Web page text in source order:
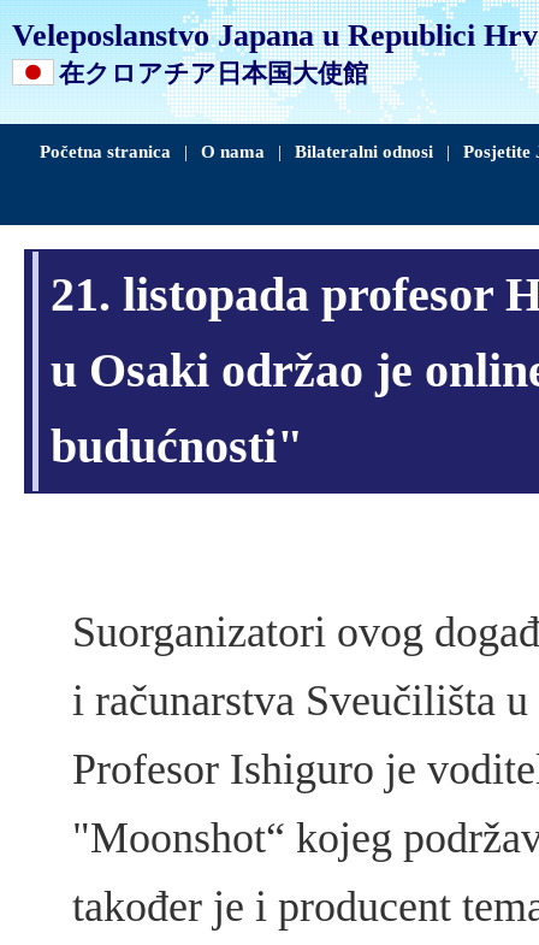
Veleposlanstvo Japana u Republici
在クロアチア日本国大使館
Početna stranica | O nama | Bilateralni odnosi | Posjetite
21. listopada profesor
u Osaki održao je
budućnosti"
Suorganizatori ovog
i računarstva Sveučilišta
Profesor Ishiguro je
"Moonshot“ kojeg
također je i producent